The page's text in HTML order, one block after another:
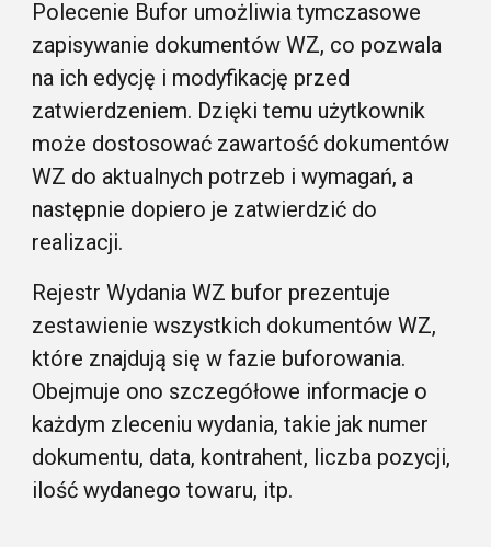
Polecenie Bufor umożliwia tymczasowe
zapisywanie dokumentów WZ, co pozwala
na ich edycję i modyfikację przed
zatwierdzeniem. Dzięki temu użytkownik
może dostosować zawartość dokumentów
WZ do aktualnych potrzeb i wymagań, a
następnie dopiero je zatwierdzić do
realizacji.
Rejestr Wydania WZ bufor prezentuje
zestawienie wszystkich dokumentów WZ,
które znajdują się w fazie buforowania.
Obejmuje ono szczegółowe informacje o
każdym zleceniu wydania, takie jak numer
dokumentu, data, kontrahent, liczba pozycji,
ilość wydanego towaru, itp.